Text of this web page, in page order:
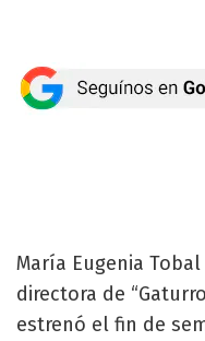
María Eugenia
directora de
estrenó el fin de